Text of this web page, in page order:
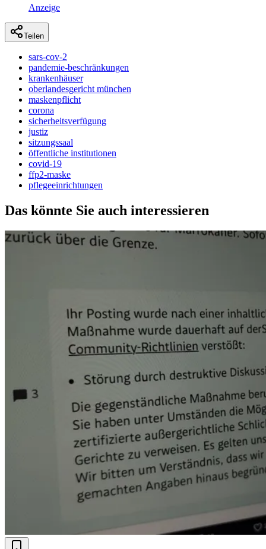
Anzeige
Teilen
sars-cov-2
pandemie-beschränkungen
krankenhäuser
oberlandesgericht münchen
maskenpflicht
corona
sicherheitsverfügung
justiz
sitzungssaal
öffentliche institutionen
covid-19
ffp2-maske
pflegeeinrichtungen
Das könnte Sie auch interessieren